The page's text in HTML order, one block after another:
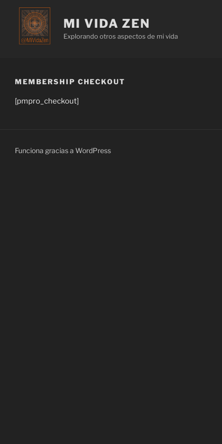
MI VIDA ZEN
Explorando otros aspectos de mi vida
MEMBERSHIP CHECKOUT
[pmpro_checkout]
Funciona gracias a WordPress